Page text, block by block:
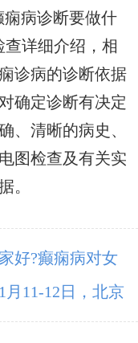
痫病诊断要做什
详细介绍，相
诊病的诊断依据
确定诊断有决定
、清晰的病史、
图检查及有关实
。
好?癫痫病对女
月11-12日，北京
会诊，一站式解